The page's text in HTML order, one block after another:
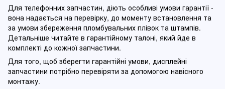
Для телефонних запчастин, діють особливі умови гарантії -
вона надається на перевірку, до моменту встановлення та
за умови збереження пломбувальних плівок та штампів.
Детальніше читайте в гарантійному талоні, який йде в
комплекті до кожної запчастини.
Для того, щоб зберегти гарантійні умови, дисплейні
запчастини потрібно перевіряти за допомогою навісного
монтажу.